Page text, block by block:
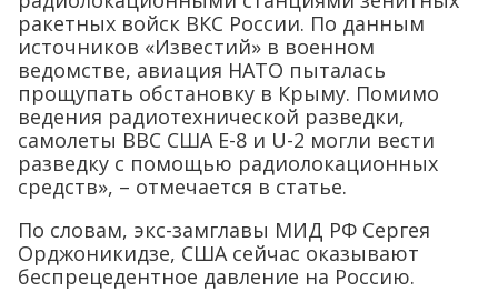
ракетных войск ВКС России. По данным
источников «Известий» в военном
ведомстве, авиация НАТО пыталась
прощупать обстановку в Крыму. Помимо
ведения радиотехнической разведки,
самолеты ВВС США Е-8 и U-2 могли вести
разведку с помощью радиолокационных
средств», – отмечается в статье.
По словам, экс-замглавы МИД РФ Сергея
Орджоникидзе, США сейчас оказывают
беспрецедентное давление на Россию.